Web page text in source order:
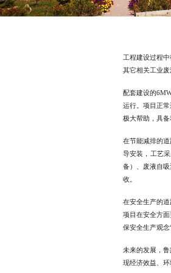
工程建设过程
其它相关工业
配套建设的
运行。项目正
极大帮助，具备
在节能减排的
导安装，工艺
备）、废液自
收。
在安全生产的
项目在安全方
保安全生产观念
未来的发展，
现经济效益、